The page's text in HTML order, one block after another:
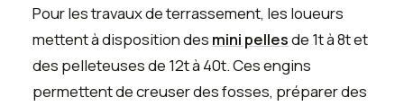
Pour les travaux de terrassement, les loueurs
mettent à disposition des mini pellesde 1t à 8t et
des pelleteuses de 12t à 40t. Ces engins
permettent de creuser des fosses, préparer des